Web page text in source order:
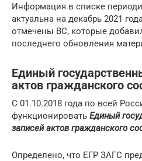
Информация в списке
актуальна на декабрь 2021
отмечены ВС, которые
последнего обновления
Единый
актов гражданского
С 01.10.2018 года по всей
функционировать Единый
записей актов гражданского
Определено, что ЕГР ЗАГС